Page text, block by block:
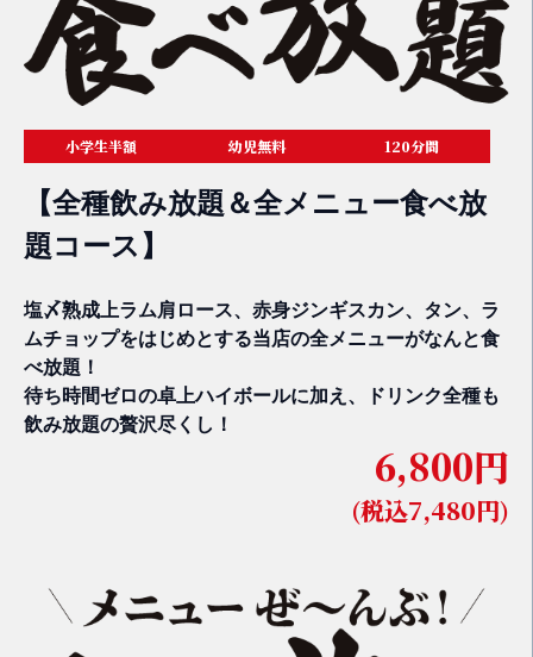
小学生半額 幼児無料 120分間
【全種飲み放題＆全メニュー食べ放
題コース】
塩〆熟成上ラム肩ロース、赤身ジンギスカン、タン、ラ
ムチョップをはじめとする当店の全メニューがなんと食
べ放題！
待ち時間ゼロの卓上ハイボールに加え、ドリンク全種も
飲み放題の贅沢尽くし！
6,800円
(税込7,480円)